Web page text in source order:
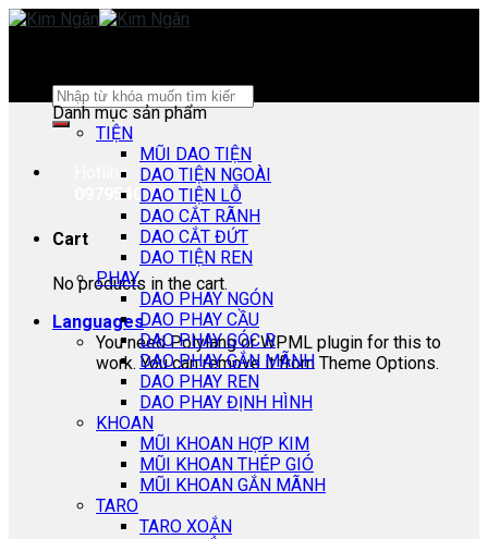
Skip
Search
for:
Hotline:
0979540178
Cart
No products in the cart.
Languages
You need Polylang or WPML plugin for this to
work. You can remove it from Theme Options.
Danh mục sản phẩm
TIỆN
MŨI DAO TIỆN
DAO TIỆN NGOÀI
DAO TIỆN LỖ
DAO CẮT RÃNH
DAO CẮT ĐỨT
DAO TIỆN REN
PHAY
DAO PHAY NGÓN
DAO PHAY CẦU
DAO PHAY GÓC R
DAO PHAY GẮN MÃNH
DAO PHAY REN
DAO PHAY ĐỊNH HÌNH
KHOAN
MŨI KHOAN HỢP KIM
MŨI KHOAN THÉP GIÓ
MŨI KHOAN GẮN MÃNH
TARO
TARO XOẮN